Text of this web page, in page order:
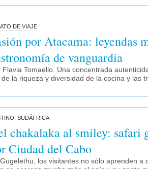
DE VIAJE
por Atacama: leyendas
de vanguardia
Flavia Tomaello. Una concentrada
la riqueza y diversidad de la cocina y las
SUDÁFRICA
chakalaka al smiley: safari
Ciudad del Cabo
los visitantes no sólo aprenden a